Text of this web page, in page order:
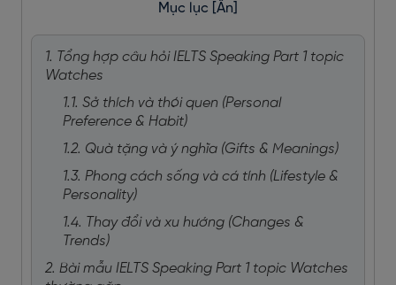
Mục lục [Ẩn]
1. Tổng hợp câu hỏi IELTS Speaking Part 1 topic
Watches
1.1. Sở thích và thói quen (Personal
Preference & Habit)
1.2. Quà tặng và ý nghĩa (Gifts & Meanings)
1.3. Phong cách sống và cá tính (Lifestyle &
Personality)
1.4. Thay đổi và xu hướng (Changes &
Trends)
2. Bài mẫu IELTS Speaking Part 1 topic Watches